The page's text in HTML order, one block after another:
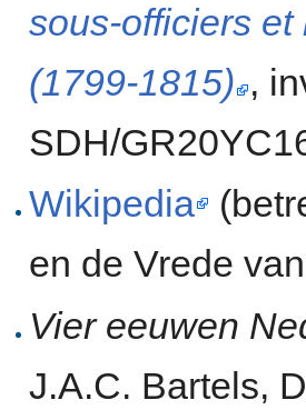
sous-officiers
(1799-1815) ,
SDH/
Wikipedia
en de Vrede
Vier eeuwen
J.A.C. Bartels,